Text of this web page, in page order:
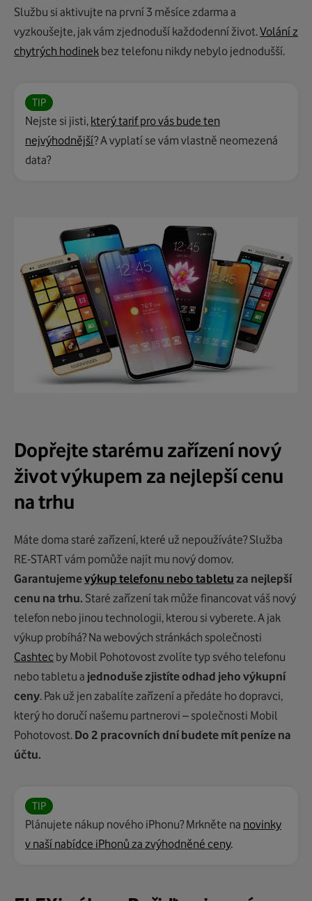
Službu si aktivujte na první 3 měsíce zdarma a
vyzkoušejte, jak vám zjednoduší každodenní život.Volání z
chytrých hodinek bez telefonu nikdy nebylo jednodušší.
TIP
Nejste si jisti, který tarif pro vás bude ten
nejvýhodnější? A vyplatí se vám vlastně neomezená
data?
Dopřejte starému zařízení nový
život výkupem za nejlepší cenu
na trhu
Máte doma staré zařízení, které už nepoužíváte? Služba
RE-START vám pomůže najít mu nový domov.
Garantujemevýkup telefonu nebo tabletu za nejlepší
cenu na trhu. Staré zařízení tak může financovat váš nový
telefon nebo jinou technologii, kterou si vyberete. A jak
výkup probíhá? Na webových stránkách společnosti
Cashtec by Mobil Pohotovost zvolíte typ svého telefonu
nebo tabletu a jednoduše zjistíte odhad jeho výkupní
ceny. Pak už jen zabalíte zařízení a předáte ho dopravci,
který ho doručí našemu partnerovi – společnosti Mobil
Pohotovost. Do 2 pracovních dní budete mít peníze na
účtu.
TIP
Plánujete nákup nového iPhonu? Mrkněte na novinky
v naší nabídce iPhonů za zvýhodněné ceny.